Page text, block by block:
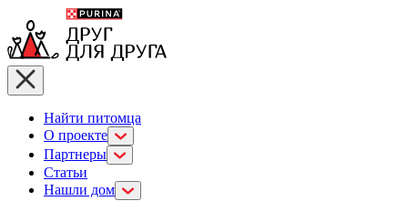
Найти питомца
О проекте
Партнеры
Статьи
Нашли дом